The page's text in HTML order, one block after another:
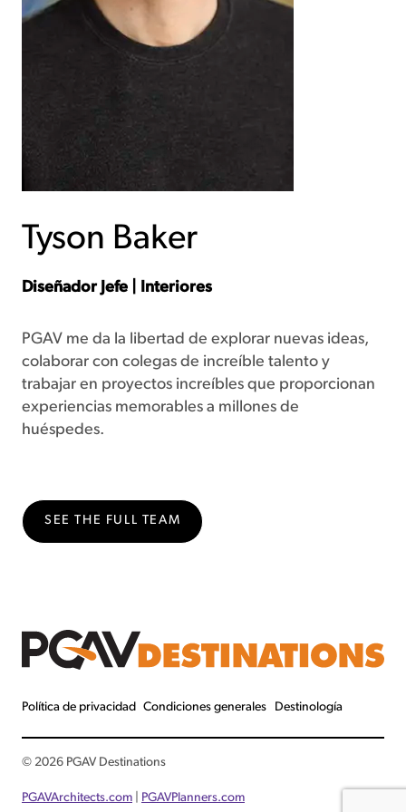
Tyson Baker
Diseñador Jefe | Interiores
PGAV me da la libertad de explorar nuevas ideas,
colaborar con colegas de increíble talento y
trabajar en proyectos increíbles que proporcionan
experiencias memorables a millones de
huéspedes.
SEE THE FULL TEAM
Política de privacidad Condiciones generales Destinología
© 2026 PGAV Destinations
PGAVArchitects.com PGAVPlanners.com